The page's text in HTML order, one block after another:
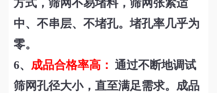
方式，筛网不易堵料，筛网张紧适
中、不串层、不堵孔。堵孔率几乎为
零。
6、 成品合格率高： 通过不断地调试
筛网孔径大小，直至满足需求。成品